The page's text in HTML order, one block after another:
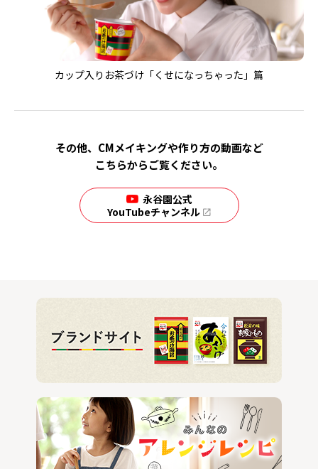
カップ入りお茶づけ「くせになっちゃった」篇
その他、CMメイキングや作り方の動画など
こちらからご覧ください。
永谷園公式
YouTubeチャンネル